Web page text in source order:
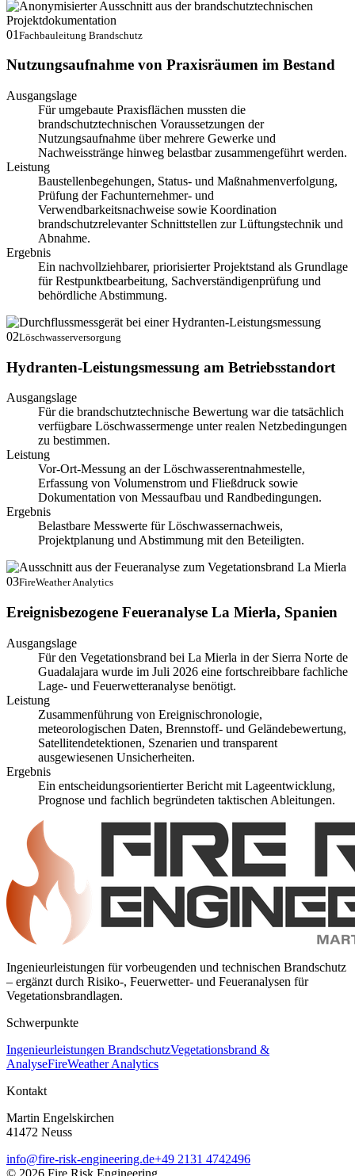
01 Fachbauleitung Brandschutz
Nutzungsaufnahme von Praxisräumen im Bestand
Ausgangslage
Für umgebaute Praxisflächen mussten die
brandschutztechnischen Voraussetzungen der
Nutzungsaufnahme über mehrere Gewerke und
Nachweisstränge hinweg belastbar zusammengeführt werden.
Leistung
Baustellenbegehungen, Status- und Maßnahmenverfolgung,
Prüfung der Fachunternehmer- und
Verwendbarkeitsnachweise sowie Koordination
brandschutzrelevanter Schnittstellen zur Lüftungstechnik und
Abnahme.
Ergebnis
Ein nachvollziehbarer, priorisierter Projektstand als Grundlage
für Restpunktbearbeitung, Sachverständigenprüfung und
behördliche Abstimmung.
02Löschwasserversorgung
Hydranten-Leistungsmessung am Betriebsstandort
Ausgangslage
Für die brandschutztechnische Bewertung war die tatsächlich
verfügbare Löschwassermenge unter realen Netzbedingungen
zu bestimmen.
Leistung
Vor-Ort-Messung an der Löschwasserentnahmestelle,
Erfassung von Volumenstrom und Fließdruck sowie
Dokumentation von Messaufbau und Randbedingungen.
Ergebnis
Belastbare Messwerte für Löschwassernachweis,
Projektplanung und Abstimmung mit den Beteiligten.
03FireWeather Analytics
Ereignisbezogene Feueranalyse La Mierla, Spanien
Ausgangslage
Für den Vegetationsbrand bei La Mierla in der Sierra Norte de
Guadalajara wurde im Juli 2026 eine fortschreibbare fachliche
Lage- und Feuerwetteranalyse benötigt.
Leistung
Zusammenführung von Ereignischronologie,
meteorologischen Daten, Brennstoff- und Geländebewertung,
Satellitendetektionen, Szenarien und transparent
ausgewiesenen Unsicherheiten.
Ergebnis
Ein entscheidungsorientierter Bericht mit Lageentwicklung,
Prognose und fachlich begründeten taktischen Ableitungen.
Ingenieurleistungen für vorbeugenden und technischen Brandschutz
– ergänzt durch Risiko-, Feuerwetter- und Feueranalysen für
Vegetationsbrandlagen.
Schwerpunkte
Ingenieurleistungen BrandschutzVegetationsbrand &
AnalyseFireWeather Analytics
Kontakt
Martin Engelskirchen
41472 Neuss
info@fire-risk-engineering.de+49 2131 4742496
© 2026 Fire Risk Engineering